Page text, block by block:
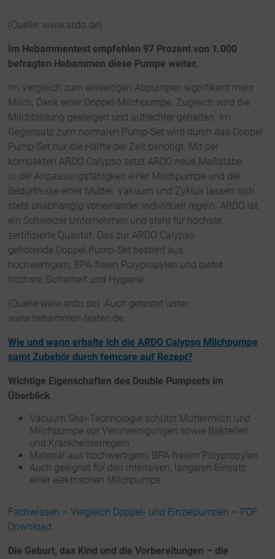
(Quelle: www.ardo.de)
Im Hebammentest empfehlen 97 Prozent von 1.000
befragten Hebammen diese Pumpe weiter.
Im Vergleich zum einseitigen Abpumpen signifikant mehr
Milch, Dank einer Doppel-Milchpumpe. Zugleich wird die
Milchbildung gesteigert und aufrechter gehalten. Im
Gegensatz zum normalen Pump-Set wird durch das Doppel
Pump-Set nur die Hälfte der Zeit benötigt. Mit der
kompakten ARDO Calypso setzt ARDO neue Maßstäbe
in der Anpassungsfähigkeit einer Milchpumpe und der
Bedürfnisse einer Mutter. Vakuum und Zyklus lassen sich
stets unabhängig voneinander individuell regeln. ARDO ist
ein Schweizer Unternehmen und steht für höchste,
zertifizierte Qualität. Das zur ARDO Calypso
gehörende Doppel Pump-Set besteht aus
hochwertigem, BPA-freien Polypropylen und bietet
höchste Sicherheit und Hygiene.
(Quelle:www.ardo.de). Auch getestet unter:
www.hebammen-testen.de
Wie und wann erhalte ich die ARDO Calypso Milchpumpe
samt Zubehör durch femcare auf Rezept?
Wichtige Eigenschaften des Double Pumpsets im
Überblick
Vacuum Seal-Technologie schützt Muttermilch und
Milchpumpe vor Verunreinigungen sowie Bakterien
und Krankheitserregern
Material aus hochwertigem, BPA-freiem Polypropylen
Auch geeignet für den intensiven, längeren Einsatz
einer elektrischen Milchpumpe
Fachwissen – Vergleich Doppel- und Einzelpumpen – PDF
Download
Die Geburt, das Kind und die Vorbereitungen – die